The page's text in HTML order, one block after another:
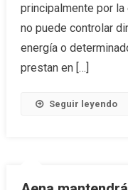
principalmente por
no puede controlar
energía o
prestan en […]
Seguir leyendo